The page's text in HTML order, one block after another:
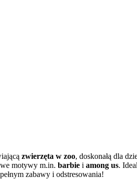
zwierzęta w zoo, doskonałą dla
motywy m.in. barbie i among us.
zabawy i odstresowania!